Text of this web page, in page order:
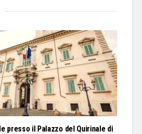
presso il Palazzo del Quirinale di